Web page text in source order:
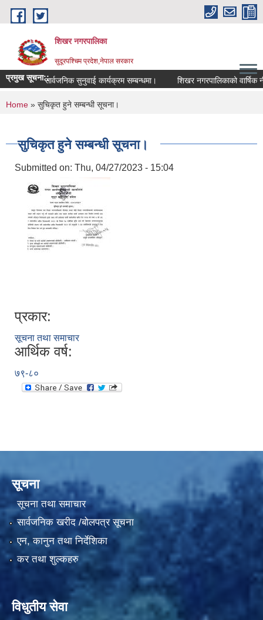
Skip to main content
शिखर नगरपालिका
सुदूरपश्चिम प्रदेश,नेपाल सरकार
प्रमुख सूचना::सार्वजनिक सुनुवाई कार्यक्रम सम्बन्धमा। शिखर नगरपालिकाको वार्षिक
You are here
Home » सुचिकृत हुने सम्बन्धी सूचना।
सुचिकृत हुने सम्बन्धी सूचना।
Submitted on: Thu, 04/27/2023 - 15:04
प्रकार:
सूचना तथा समाचार
आर्थिक वर्ष:
७९-८०
सूचना
सूचना तथा समाचार
सार्वजनिक खरीद /बोलपत्र सूचना
एन, कानुन तथा निर्देशिका
कर तथा शुल्कहरु
विधुतीय सेवा